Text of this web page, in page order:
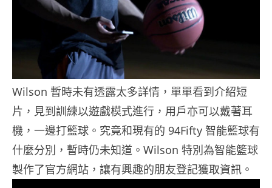
Wilson 暫時未有透露太多詳情，單單看到介紹短
片，見到訓練以遊戲模式進行，用戶亦可以戴著耳
機，一邊打籃球。究竟和現有的 94Fifty 智能籃球有
什麼分別，暫時仍未知道。Wilson 特別為智能籃球
製作了官方網站，讓有興趣的朋友登記獲取資訊。